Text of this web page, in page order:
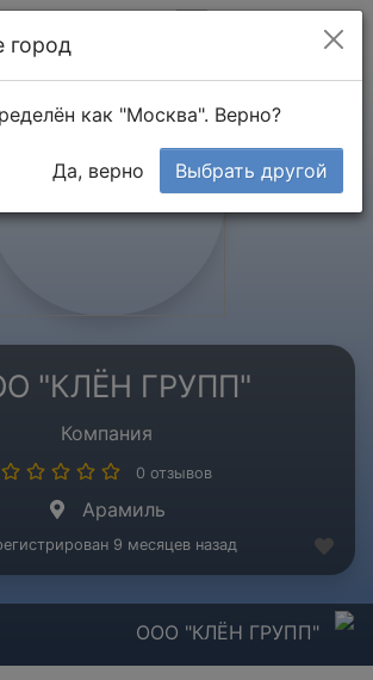
"КЛЁН ГРУПП"
Компания
0 отзывов
Арамиль
9 месяцев назад
ООО "КЛЁН ГРУПП"
город
как "Москва". Верно?
Да, верно Выбрать другой